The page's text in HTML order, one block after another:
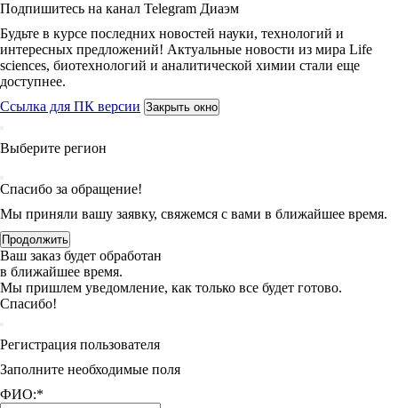
Подпишитесь на канал Telegram Диаэм
Будьте в курсе последних новостей науки, технологий и
интересных предложений! Актуальные новости из мира Life
sciences, биотехнологий и аналитической химии стали еще
доступнее.
Ссылка для ПК версии Закрыть окно
Выберите регион
Спасибо за обращение!
Мы приняли вашу заявку, свяжемся с вами в ближайшее время.
Продолжить
Ваш заказ будет обработан
в ближайшее время.
Мы пришлем уведомление, как только все будет готово.
Спасибо!
Регистрация пользователя
Заполните необходимые поля
ФИО:*